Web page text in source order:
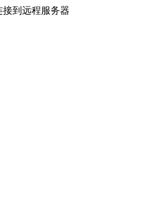
接到远程服务器